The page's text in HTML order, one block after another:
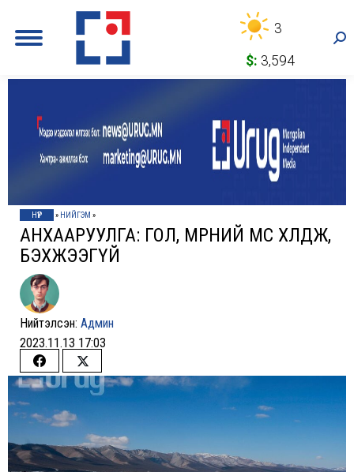
3
$: 3,594
НҮҮР » НИЙГЭМ »
АНХААРУУЛГА: ГОЛ, МӨРНИЙ МӨС ХӨЛДӨЖ,
БЭХЖЭЭГҮЙ
Нийтэлсэн: Админ
2023.11.13 17:03
Share
on
Facebook
Share
on
Twitter